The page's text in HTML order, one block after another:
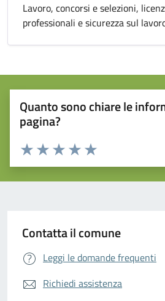
Lavoro, concorsi e selezioni,
professionali e sicurezza sul
Quanto sono chiare le
pagina?
Valuta da 1 a 5 stelle la pagina
Valuta 5 stelle su 5
Valuta 4 stelle su 5
Valuta 3 stelle su 5
Valuta 2 stelle su 5
Valuta 1 stelle su 5
Contatta il comune
Leggi le domande frequenti
Richiedi assistenza